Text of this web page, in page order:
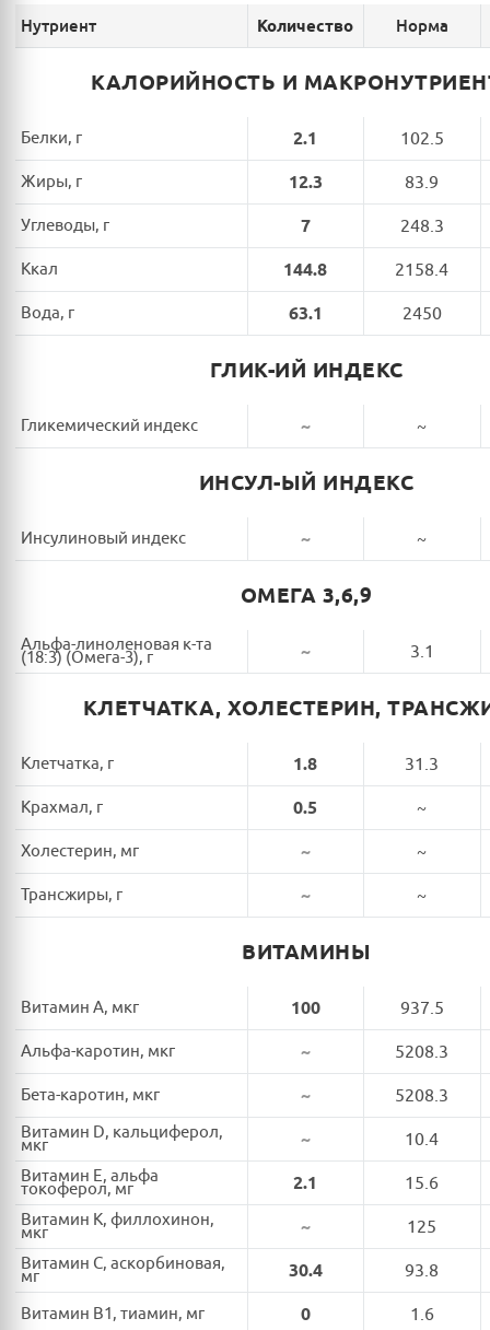
Нутриент Количество Норма
КАЛОРИЙНОСТЬ И
Белки, г 2.1 102.5
Жиры, г 12.3 83.9
Углеводы, г 7 248.3
Ккал 144.8 2158.4
Вода, г 63.1 2450
ГЛИК-ИЙ ИНДЕКС
Гликемический индекс ~ ~
ИНСУЛ-ЫЙ ИНДЕКС
Инсулиновый индекс ~ ~
ОМЕГА 3,6,9
Альфа-линоленовая к-та
(18:3) (Омега-3), г ~ 3.1
КЛЕТЧАТКА, ХОЛЕСТЕРИН,
Клетчатка, г 1.8 31.3
Крахмал, г 0.5 ~
Холестерин, мг ~ ~
Трансжиры, г ~ ~
ВИТАМИНЫ
Витамин A, мкг 100 937.5
Альфа-каротин, мкг ~ 5208.3
Бета-каротин, мкг ~ 5208.3
Витамин D, кальциферол,
мкг ~ 10.4
Витамин E, альфа
токоферол, мг 2.1 15.6
Витамин K, филлохинон,
мкг ~ 125
Витамин C, аскорбиновая,
мг 30.4 93.8
Витамин B1, тиамин, мг 0 1.6